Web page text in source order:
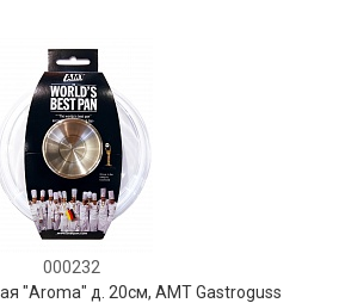
000232
"Aroma" д. 20см, AMT Gastroguss